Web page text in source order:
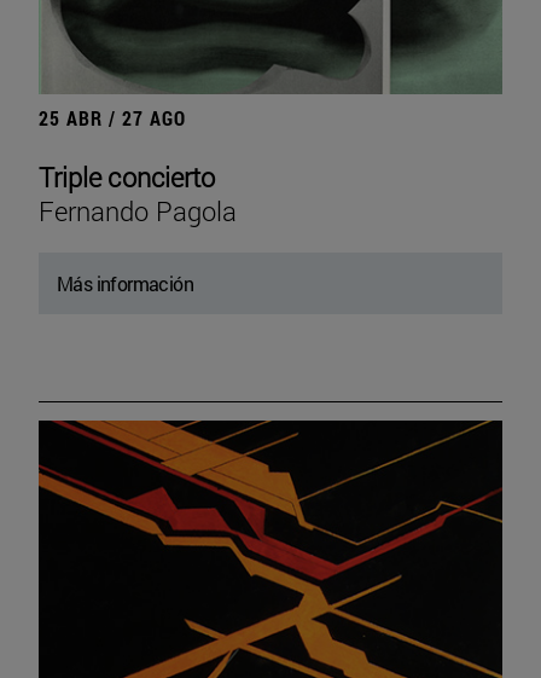
25 ABR / 27 AGO
Triple concierto
Fernando Pagola
Más información